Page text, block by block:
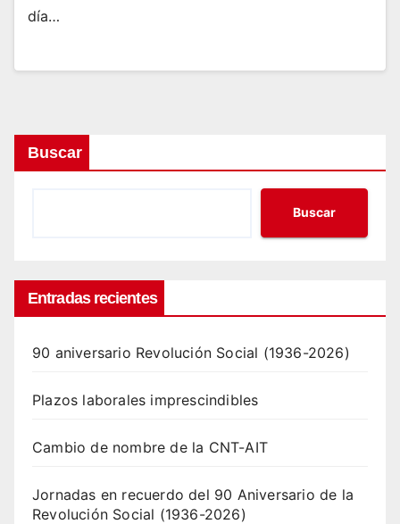
día…
Buscar
Buscar
Entradas recientes
90 aniversario Revolución Social (1936-2026)
Plazos laborales imprescindibles
Cambio de nombre de la CNT-AIT
Jornadas en recuerdo del 90 Aniversario de la
Revolución Social (1936-2026)